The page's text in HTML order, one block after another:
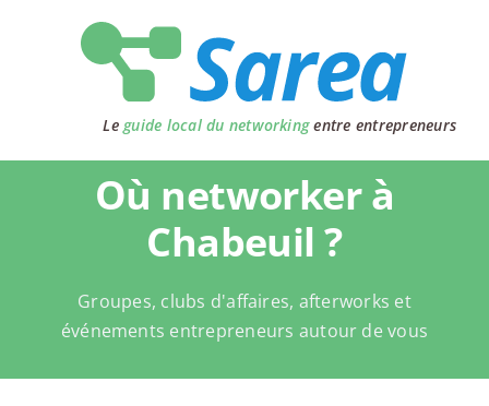
Le guide local du networkingentre entrepreneurs
Où networker à
Chabeuil ?
Groupes, clubs d'affaires, afterworks et
événements entrepreneurs autour de vous